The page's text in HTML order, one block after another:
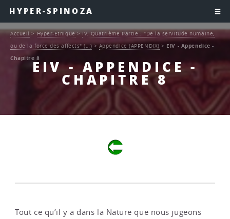
HYPER-SPINOZA
EIV - APPENDICE -
CHAPITRE 8
Accueil>Hyper-Ethique>IV. Quatrième Partie : "De la servitude humaine,
ou de la force des affects" (…)>Appendice (APPENDIX) > EIV - Appendice -
Chapitre 8
Tout ce qu’il y a dans la Nature que nous jugeons